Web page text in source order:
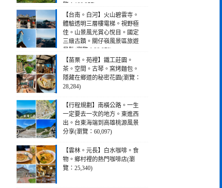
覽：190,257)
【台南。白河】火山碧雲寺。
體驗透明三層樓電梯。視野極
佳。山景風光賞心悅目。國定
三級古蹟。關仔嶺風景區旅遊
景點(瀏覽：28,978)
【苗栗。苑裡】鐵工莊園。
茶。空間。古琴。窯烤麵包。
隱藏在鄉道的秘密花園(瀏覽：
28,284)
【行程規劃】南橫公路。一生
一定要去一次的地方。東進西
出。台東海端到高雄桃源風景
分享(瀏覽：60,097)
【雲林。元長】白水咖啡。食
物。鄉村裡的熱門咖啡店(瀏
覽：25,340)